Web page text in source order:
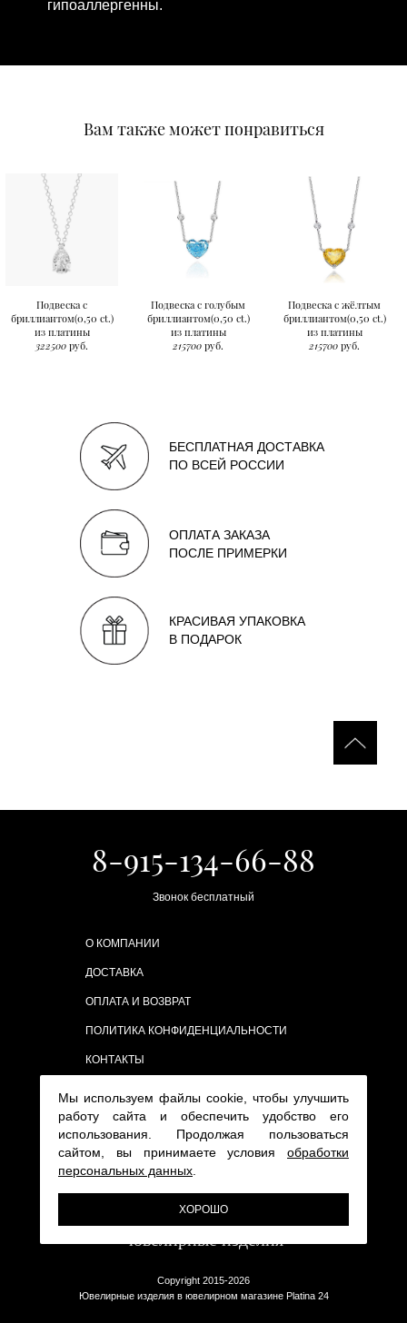
гипоаллергенны.
Вам также может понравиться
Подвеска с
бриллиантом(0,50 ct.)
из платины
322500 руб.
Подвеска с голубым
бриллиантом(0,50 ct.)
из платины
215700 руб.
Подвеска с жёлтым
бриллиантом(0,50 ct.)
из платины
215700 руб.
БЕСПЛАТНАЯ ДОСТАВКА
ПО ВСЕЙ РОССИИ
ОПЛАТА ЗАКАЗА
ПОСЛЕ ПРИМЕРКИ
КРАСИВАЯ УПАКОВКА
В ПОДАРОК
8-915-134-66-88
Звонок бесплатный
О КОМПАНИИ
ДОСТАВКА
ОПЛАТА И ВОЗВРАТ
ПОЛИТИКА КОНФИДЕНЦИАЛЬНОСТИ
КОНТАКТЫ
Copyright 2015-2026
Ювелирные изделия в ювелирном магазине Platina 24
Мы используем файлы cookie, чтобы улучшить
работу сайта и обеспечить удобство его
использования. Продолжая пользоваться
сайтом, вы принимаете условия обработки
персональных данных
ХОРОШО